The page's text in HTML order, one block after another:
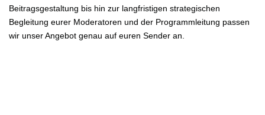
Beitragsgestaltung bis hin zur langfristigen strategischen
Begleitung eurer Moderatoren und der Programmleitung passen
wir unser Angebot genau auf euren Sender an.